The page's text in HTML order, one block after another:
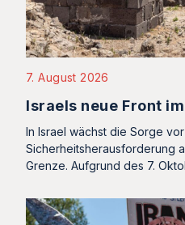
7. August 2026
Israels neue Front
In Israel wächst die Sorge
Sicherheitsherausforderung
Grenze. Aufgrund des 7.